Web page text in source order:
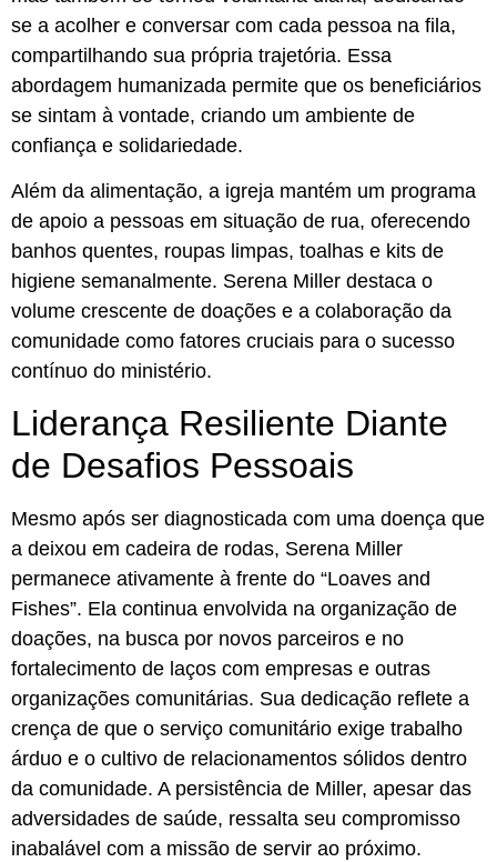
se a acolher e conversar com cada pessoa na fila,
compartilhando sua própria trajetória. Essa
abordagem humanizada permite que os beneficiários
se sintam à vontade, criando um ambiente de
confiança e solidariedade.
Além da alimentação, a igreja mantém um programa
de apoio a pessoas em situação de rua, oferecendo
banhos quentes, roupas limpas, toalhas e kits de
higiene semanalmente. Serena Miller destaca o
volume crescente de doações e a colaboração da
comunidade como fatores cruciais para o sucesso
contínuo do ministério.
Liderança Resiliente Diante
de Desafios Pessoais
Mesmo após ser diagnosticada com uma doença que
a deixou em cadeira de rodas, Serena Miller
permanece ativamente à frente do “Loaves and
Fishes”. Ela continua envolvida na organização de
doações, na busca por novos parceiros e no
fortalecimento de laços com empresas e outras
organizações comunitárias. Sua dedicação reflete a
crença de que o serviço comunitário exige trabalho
árduo e o cultivo de relacionamentos sólidos dentro
da comunidade. A persistência de Miller, apesar das
adversidades de saúde, ressalta seu compromisso
inabalável com a missão de servir ao próximo.